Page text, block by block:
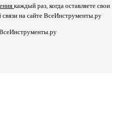
каждый раз, когда оставляете свои
на сайте ВсеИнструменты.ру